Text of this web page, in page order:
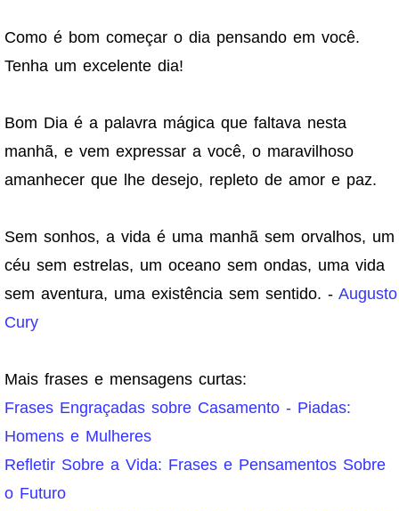
Como é bom começar o dia pensando em você.
Tenha um excelente dia!
Bom Dia é a palavra mágica que faltava nesta
manhã, e vem expressar a você, o maravilhoso
amanhecer que lhe desejo, repleto de amor e paz.
Sem sonhos, a vida é uma manhã sem orvalhos, um
céu sem estrelas, um oceano sem ondas, uma vida
sem aventura, uma existência sem sentido. - Augusto
Cury
Mais frases e mensagens curtas:
Frases Engraçadas sobre Casamento - Piadas:
Homens e Mulheres
Refletir Sobre a Vida: Frases e Pensamentos Sobre
o Futuro